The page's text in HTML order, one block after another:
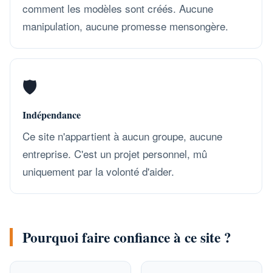
comment les modèles sont créés. Aucune
manipulation, aucune promesse mensongère.
🛡️
Indépendance
Ce site n'appartient à aucun groupe, aucune
entreprise. C'est un projet personnel, mû
uniquement par la volonté d'aider.
Pourquoi faire confiance à ce site ?